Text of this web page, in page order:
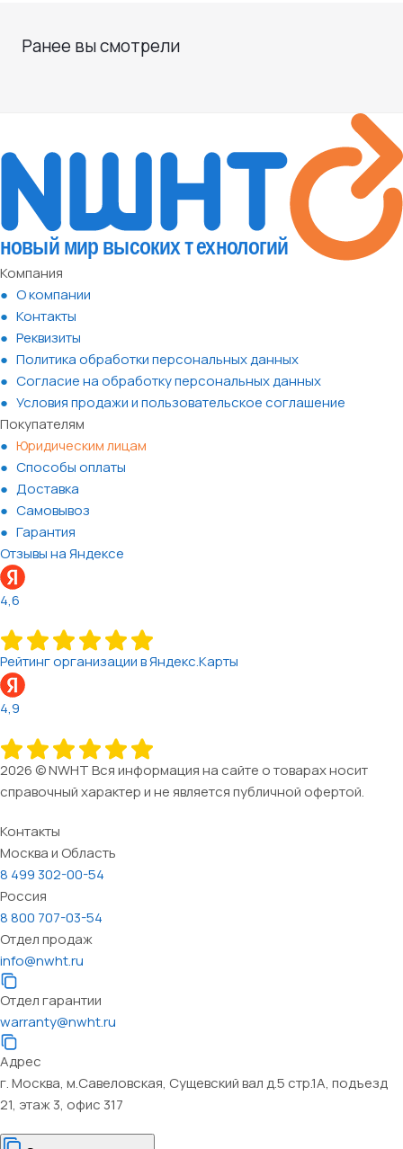
Ранее вы смотрели
Компания
О компании
Контакты
Реквизиты
Политика обработки персональных данных
Согласие на обработку персональных данных
Условия продажи и пользовательское соглашение
Покупателям
Юридическим лицам
Способы оплаты
Доставка
Самовывоз
Гарантия
Отзывы на Яндексе
4,6
Рейтинг организации в Яндекс.Карты
4,9
2026 © NWHT Вся информация на сайте о товарах носит
справочный характер и не является публичной офертой.
Контакты
Москва и Область
8 499 302-00-54
Россия
8 800 707-03-54
Отдел продаж
info@nwht.ru
Отдел гарантии
warranty@nwht.ru
Адрес
г. Москва, м.Савеловская, Сущевский вал д.5 стр.1А, подъезд
21, этаж 3, офис 317